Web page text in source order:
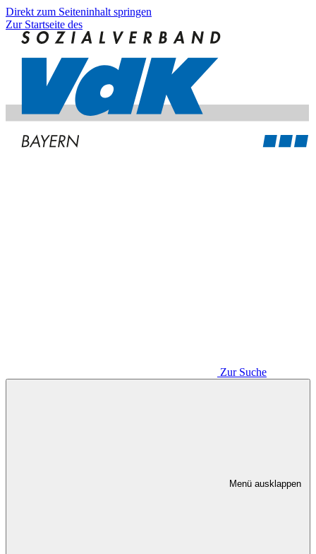
Direkt zum Seiteninhalt springen
Zur Startseite des
Zur Suche
Menü ausklappen